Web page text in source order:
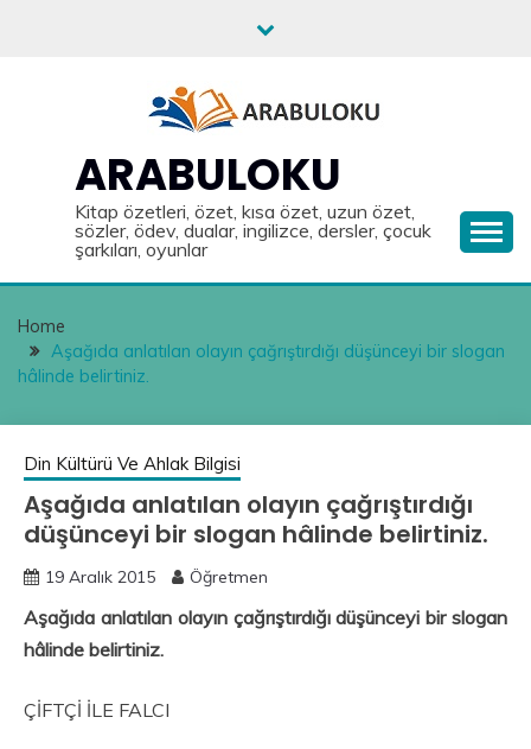
ARABULOKU
Kitap özetleri, özet, kısa özet, uzun özet,
sözler, ödev, dualar, ingilizce, dersler, çocuk
şarkıları, oyunlar
Home
Aşağıda anlatılan olayın çağrıştırdığı düşünceyi bir slogan
hâlinde belirtiniz.
Din Kültürü Ve Ahlak Bilgisi
Aşağıda anlatılan olayın çağrıştırdığı
düşünceyi bir slogan hâlinde belirtiniz.
19 Aralık 2015 Öğretmen
Aşağıda anlatılan olayın çağrıştırdığı düşünceyi bir slogan
hâlinde belirtiniz.
ÇİFTÇİ İLE FALCI